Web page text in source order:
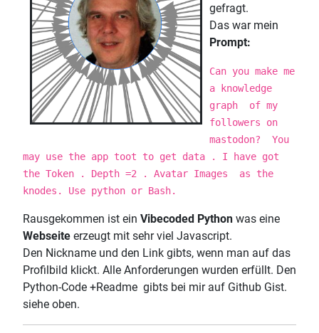
gefragt.
Das war mein
Prompt:
Can you make me
a knowledge
graph of my
followers on
mastodon? You
may use the app toot to get data . I have got
the Token . Depth =2 . Avatar Images as the
knodes. Use python or Bash.
Rausgekommen ist ein Vibecoded Python was eine
Webseite erzeugt mit sehr viel Javascript.
Den Nickname und den Link gibts, wenn man auf das
Profilbild klickt. Alle Anforderungen wurden erfüllt. Den
Python-Code +Readme gibts bei mir auf Github Gist.
siehe oben.